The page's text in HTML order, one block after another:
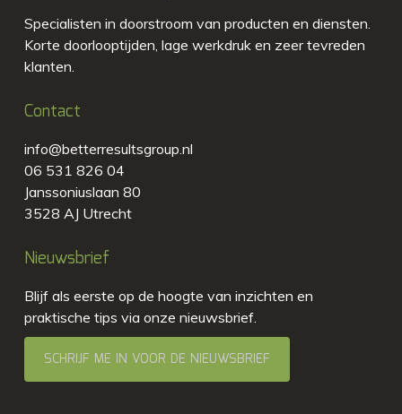
Specialisten in doorstroom van producten en diensten.
Korte doorlooptijden, lage werkdruk en zeer tevreden
klanten.
Contact
info@betterresultsgroup.nl
06 531 826 04
Janssoniuslaan 80
3528 AJ Utrecht
Nieuwsbrief
Blijf als eerste op de hoogte van inzichten en
praktische tips via onze nieuwsbrief.
SCHRIJF ME IN VOOR DE NIEUWSBRIEF